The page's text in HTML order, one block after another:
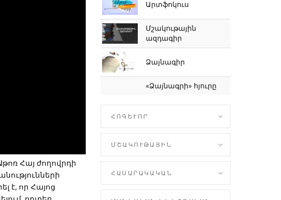
Հայ ժողովրդի
է, որ Հայոց
Արտֆոկուս
Մշակութային
ազդագիր
Ձայնագիր
«Ձայնագրի» հյուրը
ՀՈԳԵՒՈՐ
ՄՇԱԿՈՒԹԱՅԻՆ
ՀԱՍԱՐԱԿԱԿԱՆ